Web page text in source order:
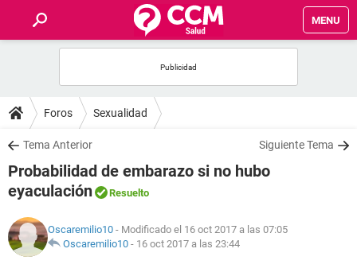
MENU
FOROS
SALUD
FAMILIA
NUTRICIÓN
Foros Sexualidad
Tema Anterior Siguiente Tema
Probabilidad de embarazo si no hubo
eyaculación
Resuelto
Oscaremilio10 - Modificado el 16 oct 2017 a las 07:05
Oscaremilio10 - 16 oct 2017 a las 23:44